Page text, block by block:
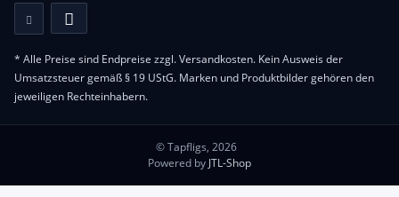
* Alle Preise sind Endpreise zzgl.Versandkosten. Kein Ausweis der
Umsatzsteuer gemäß § 19 UStG. Marken und Produktbilder gehören den
jeweiligen Rechteinhabern.
© Tapfligs, 2026
Powered by JTL-Shop